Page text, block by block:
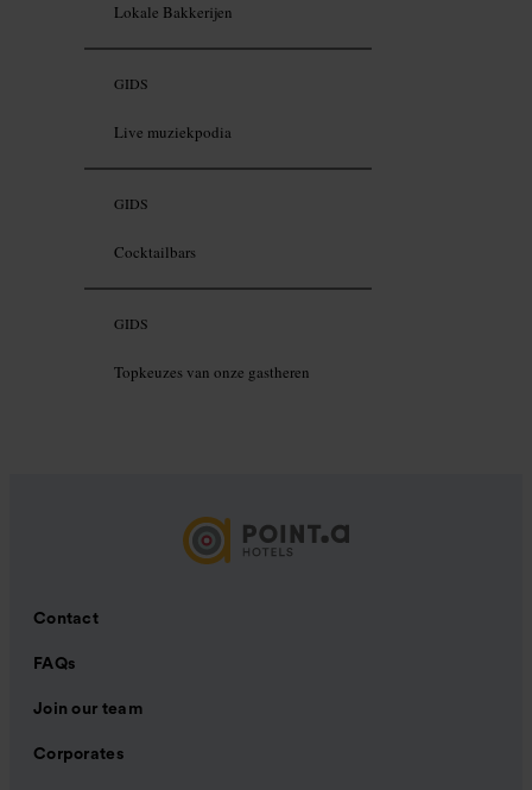
Lokale Bakkerijen
GIDS
Live muziekpodia
GIDS
Cocktailbars
GIDS
Topkeuzes van onze gastheren
Contact
FAQs
Join our team
Corporates